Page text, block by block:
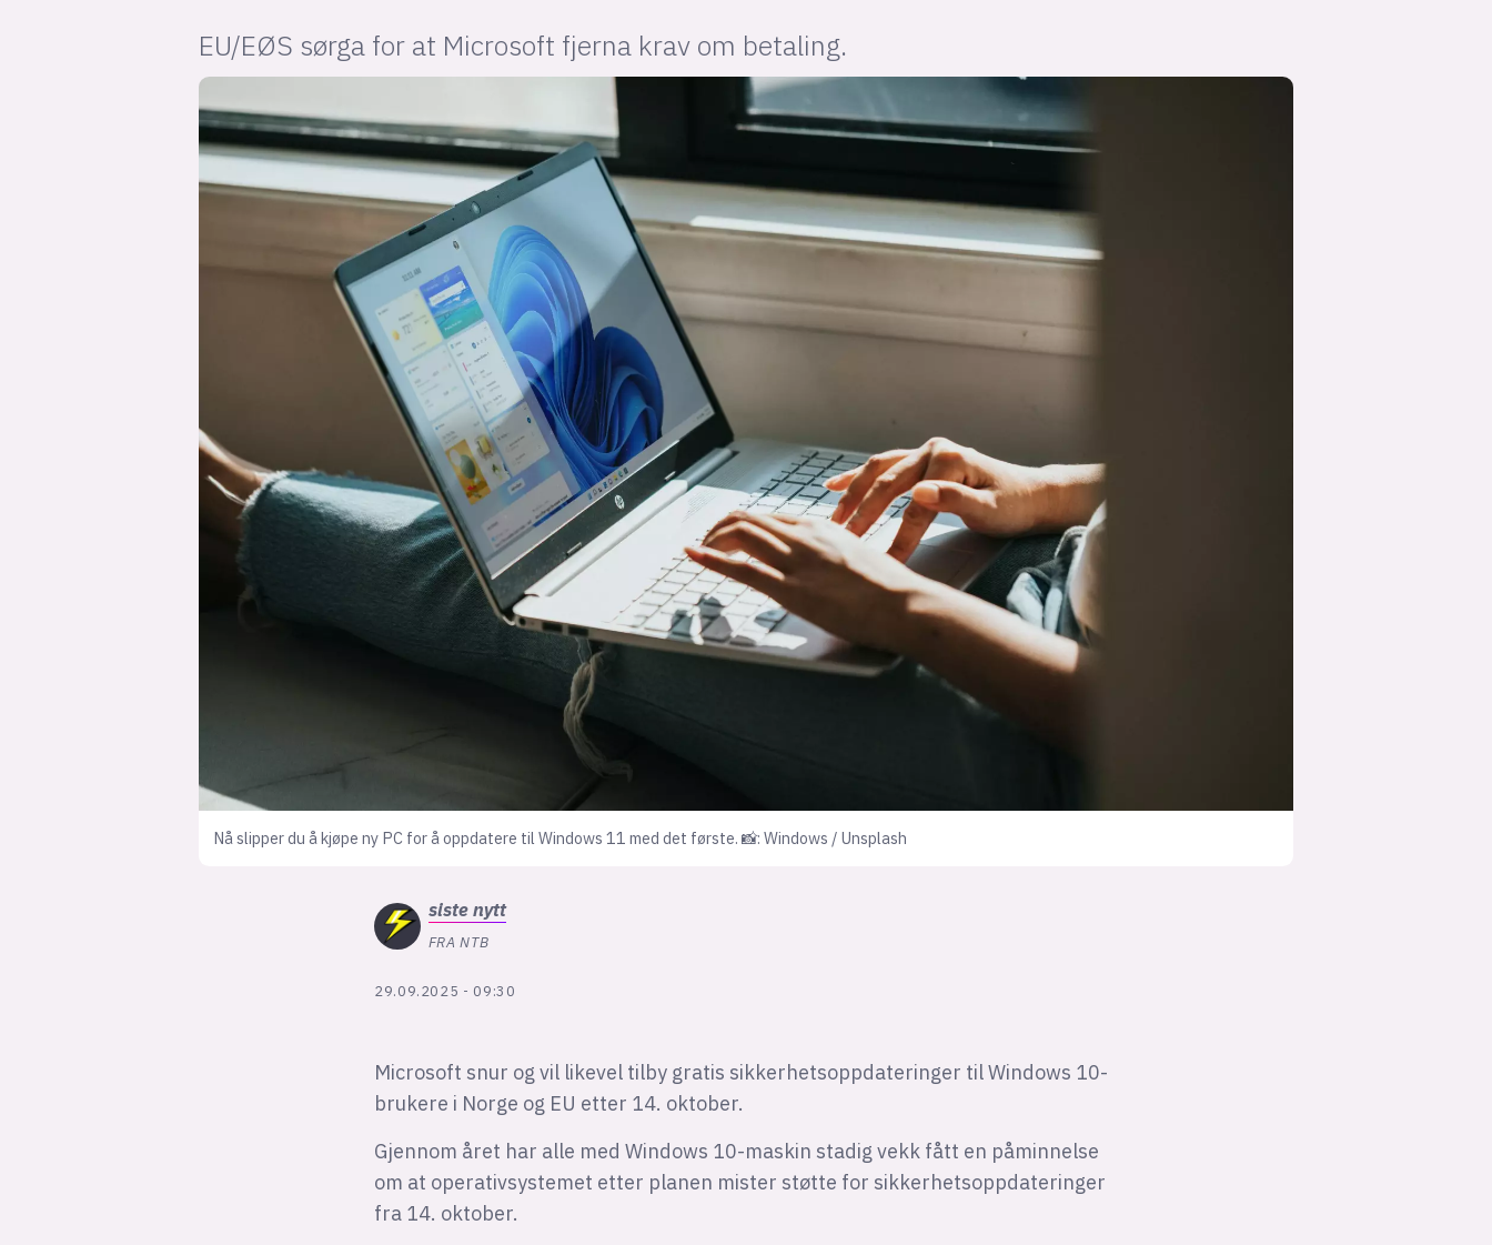
EU/EØS sørga for at Microsoft fjerna krav om betaling.
Nå slipper du å kjøpe ny PC for å oppdatere til Windows 11 med det første. 📸: Windows / Unsplash
sistenytt
FRA NTB
29.09.2025 - 09:30
Microsoft snur og vil likevel tilby gratis sikkerhetsoppdateringer til Windows 10-
brukere i Norge og EU etter 14. oktober.
Gjennom året har alle med Windows 10-maskin stadig vekk fått en påminnelse
om at operativsystemet etter planen mister støtte for sikkerhetsoppdateringer
fra 14. oktober.